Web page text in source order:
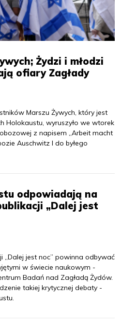
Żydzi i młodzi
ofiary Zagłady
Marszu Żywych, który jest
Holokaustu, wyruszyło we wtorek
z napisem „Arbeit macht
Auschwitz I do byłego
odpowiadają na
„Dalej jest
„Dalej jest noc” powinna odbywać
w świecie naukowym -
Badań nad Zagładą Żydów.
takiej krytycznej debaty -